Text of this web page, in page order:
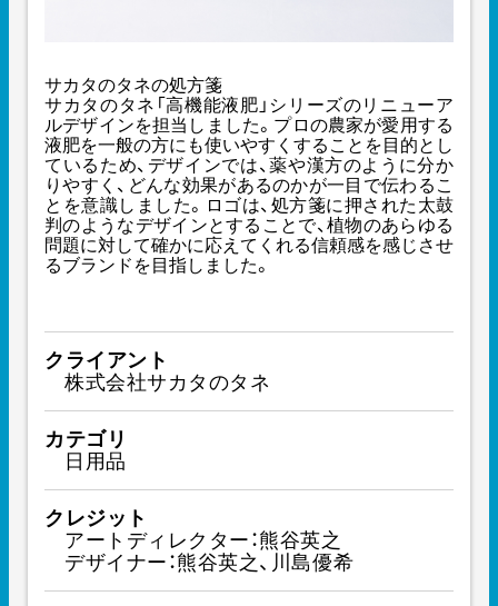
サカタのタネの処方箋
サカタのタネ「高機能液肥」シリーズのリニューア
ルデザインを担当しました。プロの農家が愛用する
液肥を一般の方にも使いやすくすることを目的とし
ているため、デザインでは、薬や漢方のように分か
りやすく、どんな効果があるのかが一目で伝わるこ
とを意識しました。ロゴは、処方箋に押された太鼓
判のようなデザインとすることで、植物のあらゆる
問題に対して確かに応えてくれる信頼感を感じさせ
るブランドを目指しました。
クライアント
株式会社サカタのタネ
カテゴリ
日用品
クレジット
アートディレクター：熊谷英之
デザイナー：熊谷英之、川島優希